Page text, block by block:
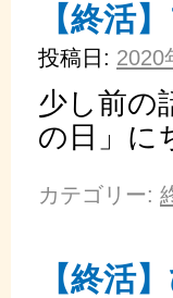
【終活
投稿日: 2020
少し前の
の日」に
カテゴリー:
【終活